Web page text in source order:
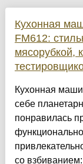
Кухонная
FM612:
мясорубкой,
Кухонная
себе
понравилась
со